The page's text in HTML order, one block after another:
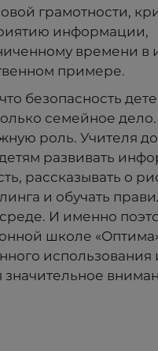
грамотности,
информации,
времени в
примере.
безопасность
семейное
роль. Учителя
развивать
рассказывать о
и обучать
И именно
школе
использования
значительное